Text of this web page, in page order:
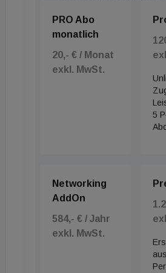
Methoden entwickelten
Branchenstandards neu gesetzt
Mauerhofer.
PRO Abo
monatlich
20,- € / Monat
exkl. MwSt.
5
Networking
AddOn
584,- € / Jahr
exkl. MwSt.